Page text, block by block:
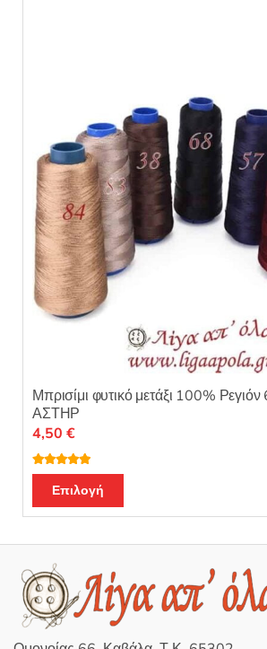
να
επιλεγούν
στη
σελίδα
του
προϊόντος
Μπρισίμι φυτικό μετάξι 100%
ΑΣΤΗΡ
Βαθμολογή
θηκε με
4.90από 5
4,50 €
Επιλογή
το
έχει
παραλλαγές.
Οι